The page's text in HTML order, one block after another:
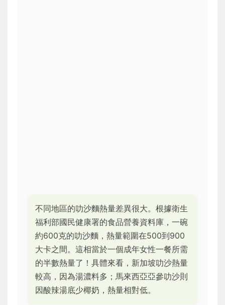
不同地區的叻沙麵熱量差異很大。根據衛生
福利部國民健康署的食品營養資料庫，一碗
約600克的叻沙麵，熱量範圍在500到900
大卡之間。這相當於一個成年女性一餐所需
的半數熱量了！具體來看，新加坡叻沙熱量
較高，因為湯濃料多；馬來西亞亞參叻沙則
因酸辣湯底少椰奶，熱量相對低。